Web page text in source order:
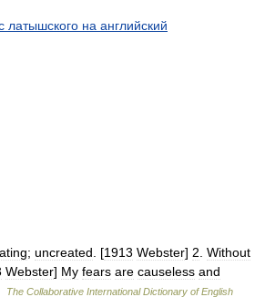
латышского на английский
; uncreated . [1913 Webster] 2 Without
Webster] My fears are causeless and
The Collaborative International Dictionary of English